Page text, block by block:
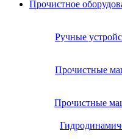
Прочистное
Ручные
Прочистные
Прочистные